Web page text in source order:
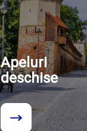
Apeluri
deschise